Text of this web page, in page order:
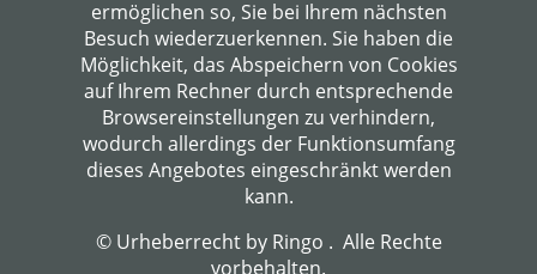
ermöglichen so, Sie bei Ihrem nächsten
Besuch wiederzuerkennen. Sie haben die
Möglichkeit, das Abspeichern von Cookies
auf Ihrem Rechner durch entsprechende
Browsereinstellungen zu verhindern,
wodurch allerdings der Funktionsumfang
dieses Angebotes eingeschränkt werden
kann.
© Urheberrecht by Ringo . Alle Rechte
vorbehalten.